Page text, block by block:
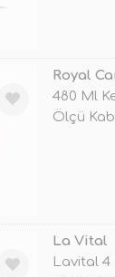
Royal
480 Ml
Ölçü
La Vital
Lavital 4